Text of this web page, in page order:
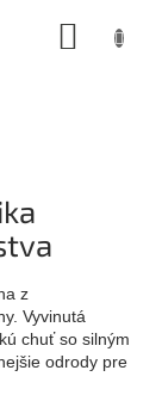
z
Vyvinutá
chuť so silným
odrody pre